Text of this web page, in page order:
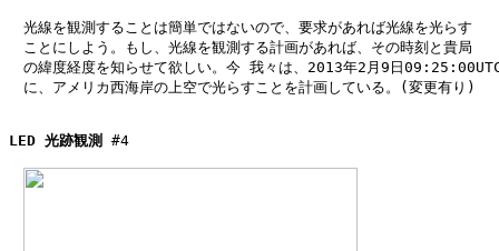
光線を観測することは簡単ではないので、要求があれば光線を光らす
ことにしよう。もし、光線を観測する計画があれば、その時刻と貴局
の緯度経度を知らせて欲しい。今 我々は、2013年2月9日
に、アメリカ西海岸の上空で光らすことを計画している。(変更有り)
LED 光跡観測 #4